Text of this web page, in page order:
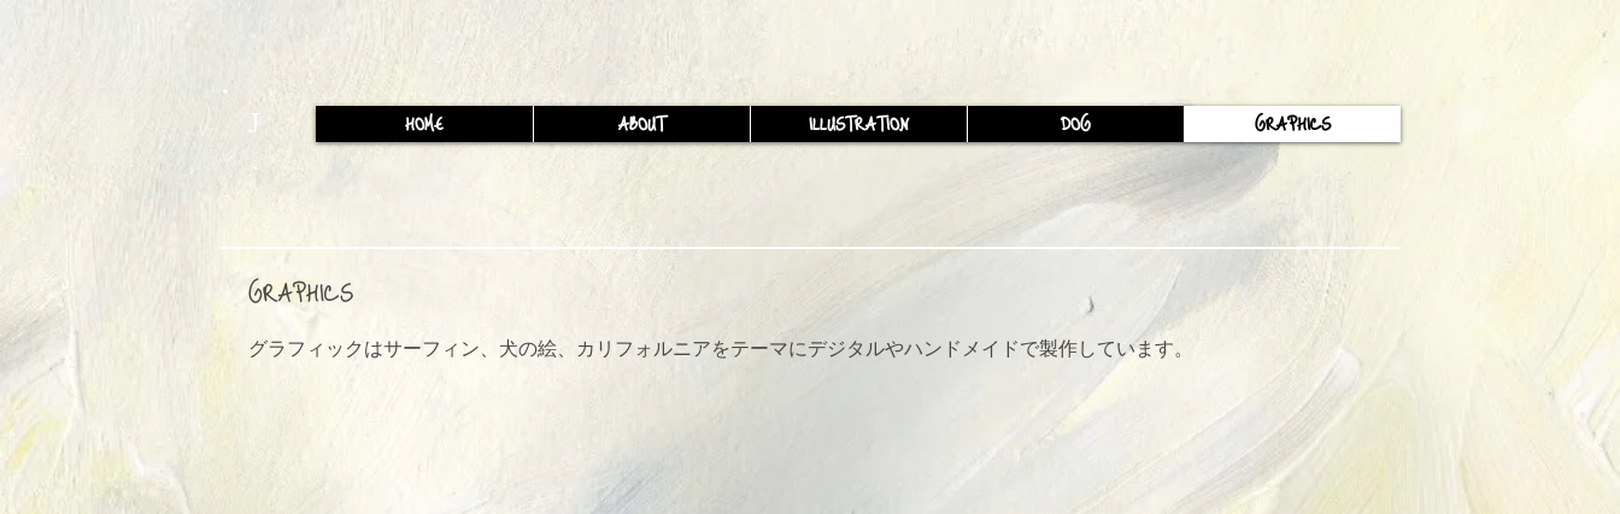
J HOME ABOUT ILLUSTRATION DOG GRAPHICS
GRAPHICS
グラフィックはサーフィン、犬の絵、カリフォルニアをテーマにデジタルやハンドメイドで製作しています。